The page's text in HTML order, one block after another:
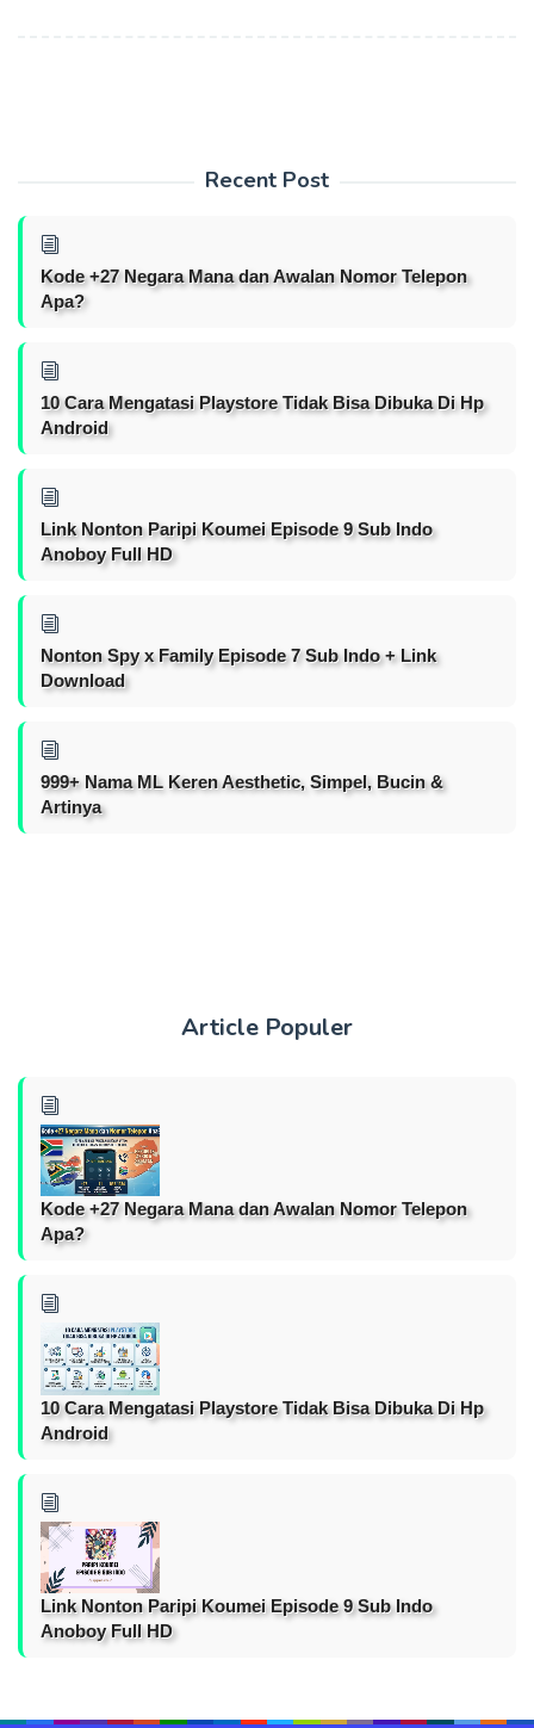
Recent Post
Kode +27 Negara Mana dan Awalan Nomor Telepon
Apa?
10 Cara Mengatasi Playstore Tidak Bisa Dibuka Di Hp
Android
Link Nonton Paripi Koumei Episode 9 Sub Indo
Anoboy Full HD
Nonton Spy x Family Episode 7 Sub Indo + Link
Download
999+ Nama ML Keren Aesthetic, Simpel, Bucin &
Artinya
Article Populer
Kode +27 Negara Mana dan Awalan Nomor Telepon
Apa?
10 Cara Mengatasi Playstore Tidak Bisa Dibuka Di Hp
Android
Link Nonton Paripi Koumei Episode 9 Sub Indo
Anoboy Full HD